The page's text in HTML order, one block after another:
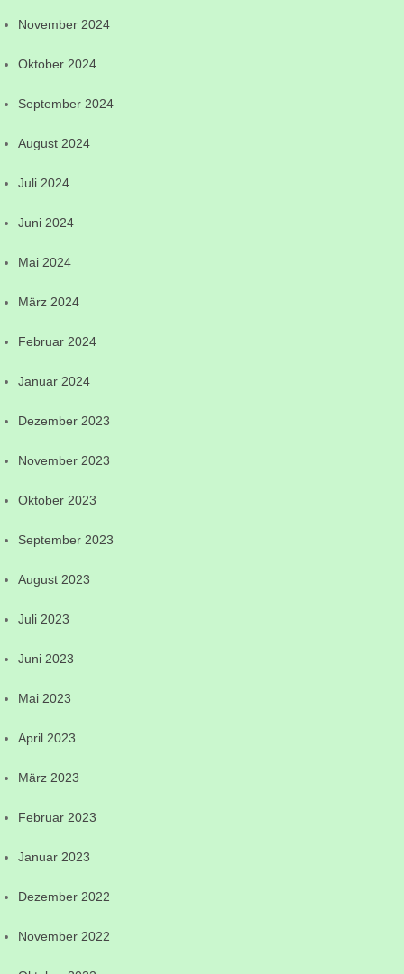
November 2024
Oktober 2024
September 2024
August 2024
Juli 2024
Juni 2024
Mai 2024
März 2024
Februar 2024
Januar 2024
Dezember 2023
November 2023
Oktober 2023
September 2023
August 2023
Juli 2023
Juni 2023
Mai 2023
April 2023
März 2023
Februar 2023
Januar 2023
Dezember 2022
November 2022